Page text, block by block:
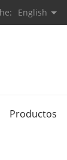
English
Productos